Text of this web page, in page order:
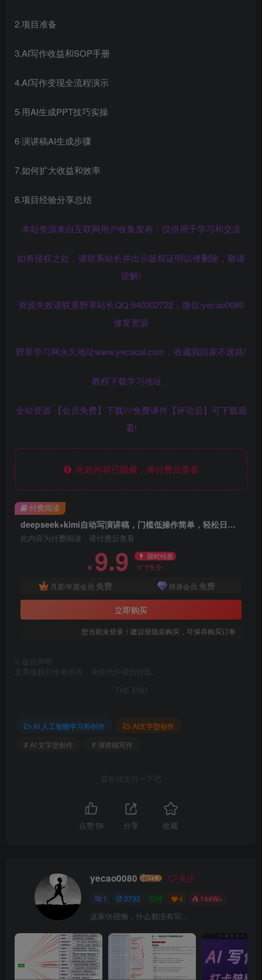
2.项目准备
3.AI写作收益和SOP手册
4.AI写作变现全流程演示
5·用AI生成PPT技巧实操
6·演讲稿AI生成步骤
7.如何扩大收益和效率
8.项目经验分享总结
本站资源来自互联网用户收集发布，仅供用于学习和交流
如有侵权之处，请联系站长并出示版权证明以便删除，敬请
谅解!
资源失效请联系野草站长QQ:840302722，微信:yecao0080
修复资源
野草学习网永久地址www.yecaoai.com，收藏我回家不迷路!
教程下载学习地址：
全站资源 【会员免费】下载!///免费课件【评论后】可下载观
看!
此处内容已隐藏，请付费后查看
deepseek+kimi自动写演讲稿，门槛低操作简单，轻松日入3张
此内容为付费阅读，请付费后查看
￥ 9.9 限时特惠
￥19.9
月度/年度会员 免费 终身会员 免费
立即购买
您当前未登录！建议登陆后购买，可保存购买订单
付费阅读
版权声明
文章版权归作者所有，未经允许请勿转载。
THE END
AI 人工智能学习和创作
AI文字型创作
# AI 文字型创作
# 演讲稿写作
喜欢就支持一下吧
点赞 56 分享 收藏
yecao0080 关注
1 3732 0 4 144W+
这家伙很懒，什么都没有写...